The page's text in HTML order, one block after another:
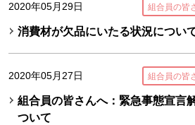
2020年05月29日 組合員の皆
消費材が欠品にいたる状況につい
2020年05月27日 組合員の皆
組合員の皆さんへ：緊急事態宣言
ついて